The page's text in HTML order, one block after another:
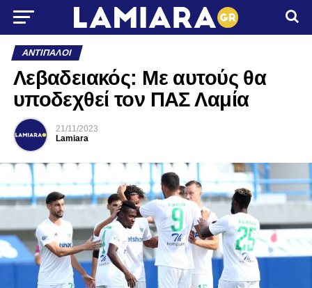
ΑΝΤΊΠΑΛΟΙ
Λεβαδειακός: Με αυτούς θα
υποδεχθεί τον ΠΑΣ Λαμία
21/11/2023
Lamiara